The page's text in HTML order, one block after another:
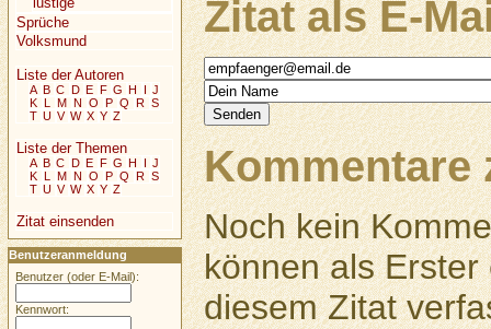
Zitat als E-
Kommentare
Noch kein
können als
diesem Zitat
Sprüche
Volksmund
Liste der Autoren
A B C D E F G H I J
K L M N O P Q R S
T U V W X Y Z
Liste der Themen
A B C D E F G H I J
K L M N O P Q R S
T U V W X Y Z
Zitat einsenden
Benutzeranmeldung
Benutzer (oder E-Mail):
Kennwort: